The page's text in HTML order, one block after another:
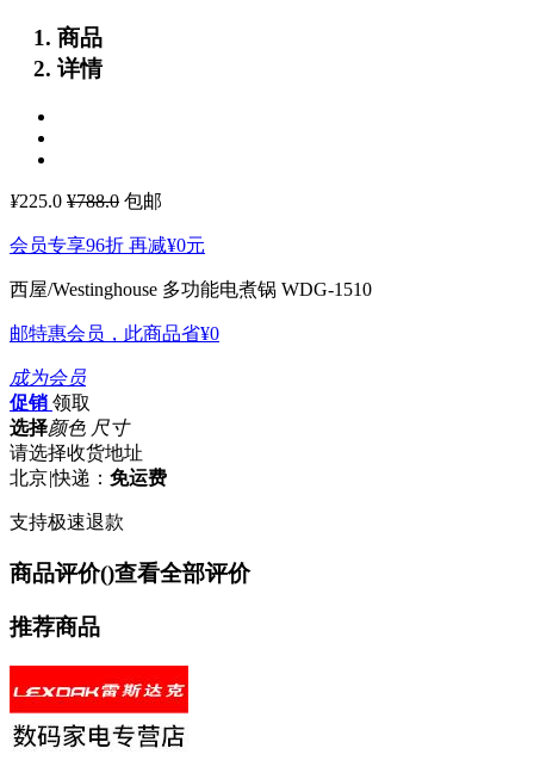
商品
详情
¥225.0 ¥788.0 包邮
会员专享96折 再减¥0元
西屋/Westinghouse 多功能电煮锅 WDG-1510
邮特惠会员，此商品省¥0
成为会员
促销 领取
选择颜色 尺寸
请选择收货地址
北京|快递： 免运费
支持极速退款
商品评价()查看全部评价
推荐商品